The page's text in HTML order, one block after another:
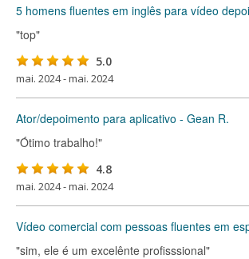
5 homens fluentes em inglês para vídeo
"top"
5.0
mai. 2024 - mai. 2024
Ator/depoimento para aplicativo - Gean R.
"Ótimo trabalho!"
4.8
mai. 2024 - mai. 2024
Vídeo comercial com pessoas fluentes em
"sim, ele é um excelênte profisssional"